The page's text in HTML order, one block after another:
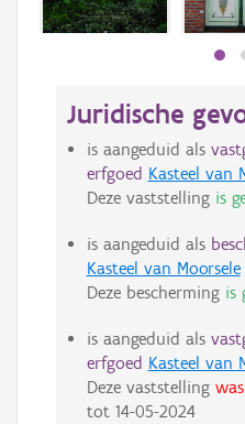
Juridische
is aangeduid als
erfgoed Kasteel van
Deze vaststelling is
is aangeduid als
Kasteel van Moorsele
Deze bescherming is
is aangeduid als
erfgoed Kasteel van
Deze vaststelling
tot 14-05-2024